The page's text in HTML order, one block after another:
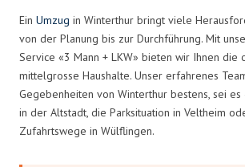
Ein Umzug in Winterthur bringt viele
von der Planung bis zur Durchführung. Mit
Service «3 Mann + LKW» bieten wir Ihnen die
mittelgrosse Haushalte. Unser erfahrenes
Gegebenheiten von Winterthur bestens, sei es
in der Altstadt, die Parksituation in Veltheim
Zufahrtswege in Wülflingen.